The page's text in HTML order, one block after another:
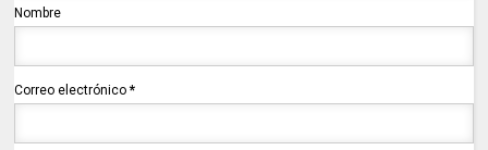
Nombre
Correo electrónico*